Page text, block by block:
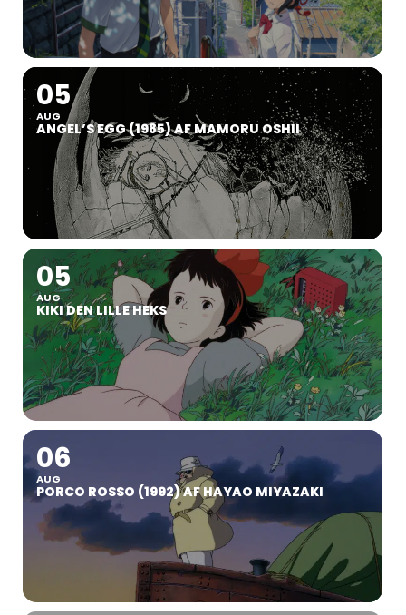
05
AUG
ANGEL’S EGG (1985) AF MAMORU OSHII
05
AUG
KIKI DEN LILLE HEKS
06
AUG
PORCO ROSSO (1992) AF HAYAO MIYAZAKI